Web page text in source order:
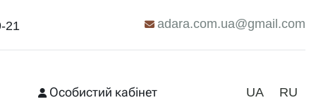
21 adara.com.ua@gmail.com
UA RU
Особистий кабінет